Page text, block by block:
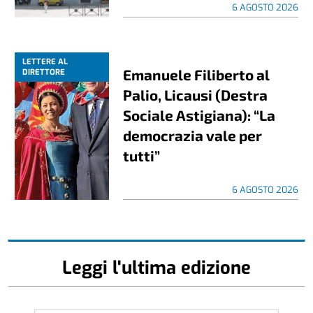
6 AGOSTO 2026
LETTERE AL
DIRETTORE
Emanuele Filiberto al
Palio, Licausi (Destra
Sociale Astigiana): “La
democrazia vale per
tutti”
6 AGOSTO 2026
Leggi l'ultima edizione